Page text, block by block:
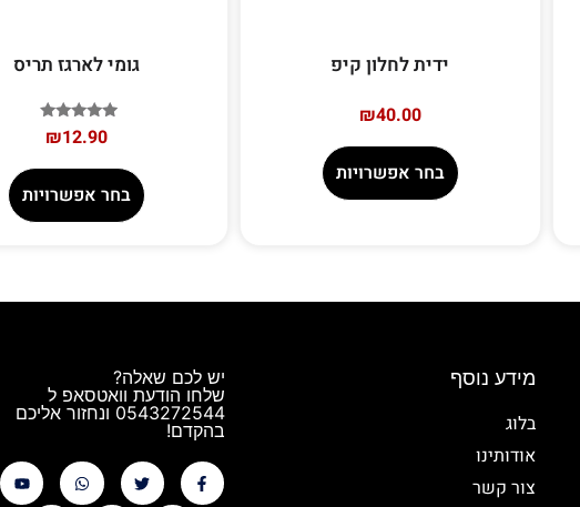
ידית לחלון קיפ
₪40.00
בחר אפשרויות
גומי לארגז תריס
דורג
5.00
₪12.90
בחר אפשרויות
מידע נוסף
בלוג
אודותינו
צור קשר
יש לכם שאלה?
שלחו הודעת וואטסאפ ל
0543272544 ונחזור אליכם
בהקדם!